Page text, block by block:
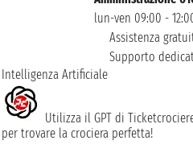
lun-ven 09:00 -
Assistenza
Supporto
Intelligenza Artificiale
Utilizza il GPT di
per trovare la crociera perfetta!